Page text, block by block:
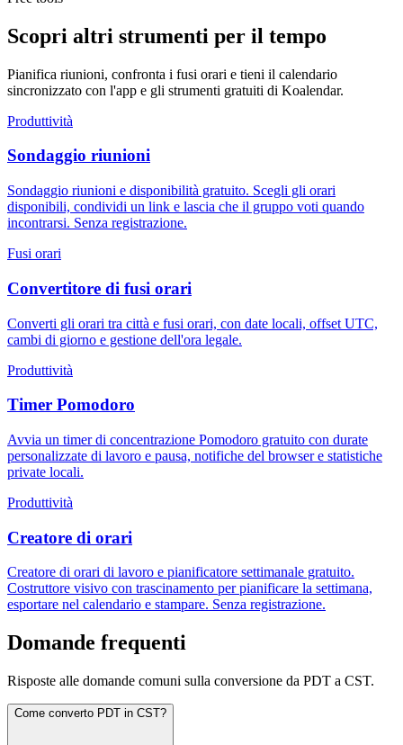
Scopri altri strumenti per il tempo
Pianifica riunioni, confronta i fusi orari e tieni il calendario
sincronizzato con l'app e gli strumenti gratuiti di Koalendar.
Produttività
Sondaggio riunioni
Sondaggio riunioni e disponibilità gratuito. Scegli gli orari
disponibili, condividi un link e lascia che il gruppo voti quando
incontrarsi. Senza registrazione.
Fusi orari
Convertitore di fusi orari
Converti gli orari tra città e fusi orari, con date locali, offset UTC,
cambi di giorno e gestione dell'ora legale.
Produttività
Timer Pomodoro
Avvia un timer di concentrazione Pomodoro gratuito con durate
personalizzate di lavoro e pausa, notifiche del browser e statistiche
private locali.
Produttività
Creatore di orari
Creatore di orari di lavoro e pianificatore settimanale gratuito.
Costruttore visivo con trascinamento per pianificare la settimana,
esportare nel calendario e stampare. Senza registrazione.
Domande frequenti
Risposte alle domande comuni sulla conversione da PDT a CST.
Come converto PDT in CST?